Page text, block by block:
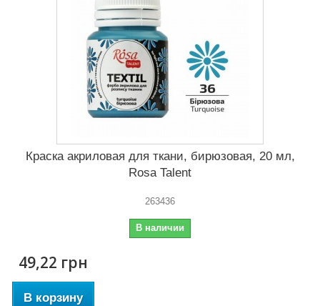
Краска акриловая для ткани, бирюзовая, 20 мл,
Rosa Talent
263436
В наличии
49,22 грн
В корзину